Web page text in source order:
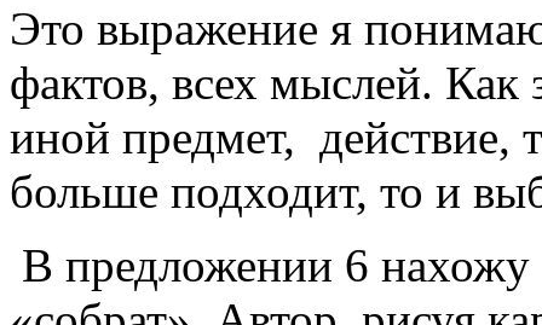
Это выражение я
фактов, всех мыслей. Как
иной предмет, действие,
больше подходит, то и
В предложении 6